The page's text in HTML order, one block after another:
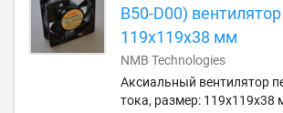
B50-D00)
119х119х38 мм
NMB Technologies
Аксиальный вентилятор
тока, размер: 119х119х38